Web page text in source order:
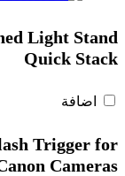
Light Stand
Quick Stack
اضافة
Trigger for
Cameras